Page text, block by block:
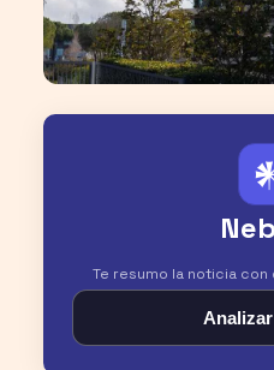
Te resumo la noticia